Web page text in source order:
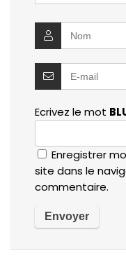
Ecrivez le mot
Enregistrer
site dans le
commentaire.